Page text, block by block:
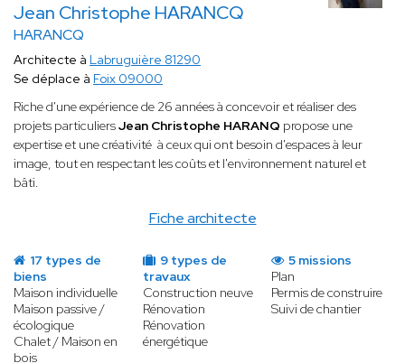
Jean Christophe HARANCQ
HARANCQ
Fiche architecte
Architecte à Labruguière 81290
Se déplace à Foix 09000
Riche d'une expérience de 26 années à concevoir et réaliser des
projets particuliersJean Christophe HARANQ propose une
expertise et une créativité à ceux qui ont besoin d'espaces à leur
image, tout en respectant les coûts et l'environnement naturel et
bâti.
17 types de
biens
Maison individuelle
Maison passive /
écologique
Chalet / Maison en
bois
9 types de
travaux
Construction neuve
Rénovation
Rénovation
énergétique
5 missions
Plan
Permis de construire
Suivi de chantier